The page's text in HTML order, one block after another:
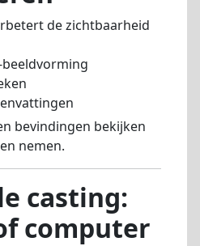
de zichtbaarheid
beeldvorming
bevindingen bekijken
nemen.
casting:
computer